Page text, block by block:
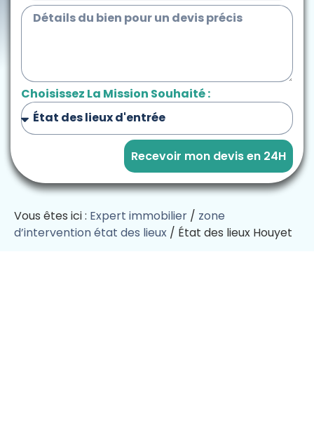
Choisissez La Mission Souhaité :
Recevoir mon devis en 24H
Vous êtes ici : Expert immobilier / zone
d’intervention état des lieux / État des lieux Houyet